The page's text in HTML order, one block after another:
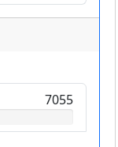
7055